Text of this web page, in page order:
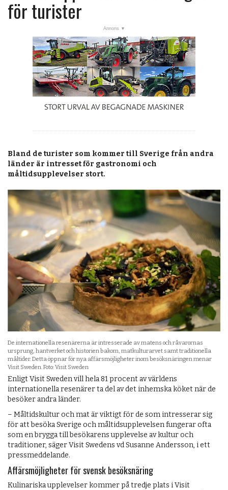
Veckans nyheter
RSS-flöde
OPINION
KALENDER
MARKNAD
TJÄNSTER
JOBB
ANNONSERA
PRENUMERERA
OM OSS
för turister
Bland de turister som kommer till Sverige från andra
länder är intresset för gastronomi och
måltidsupplevelser stort.
De internationella resenärerna är intresserade av matens och råvarornas
ursprung, hantverket och historien bakom, matkulturarvet samt traditionella
måltider. Detta öppnar för nya affärsmöjligheter inom besöksnäringen menar
Visit Sweden. Foto: Visit Sweden
Enligt Visit Sweden vill hela 81 procent av världens
internationella resenärer ta del av det inhemska köket när de
besöker andra länder.
– Måltidskultur och mat är viktigt för de som intresserar sig
för att besöka Sverige och måltidsupplevelsen fungerar ofta
som en brygga till besökarens upplevelse av kultur och
traditioner, säger Visit Swedens vd Susanne Andersson, i ett
pressmeddelande.
Affärsmöjligheter för svensk besöksnäring
Kulinariska upplevelser kommer på tredje plats i Visit